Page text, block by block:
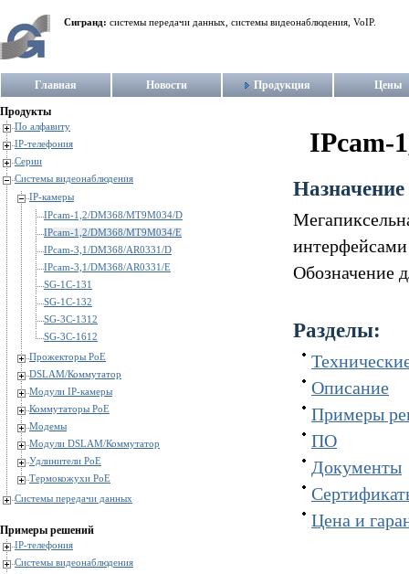
Сигранд: системы передачи данных, системы видеонаблюдения, VoIP.
Главная Новости Продукция Цены
Продукты
По алфавиту
IP-телефония
Серии
Системы видеонаблюдения
IP-камеры
IPcam-1,2/DM368/MT9M034/D
IPcam-1,2/DM368/MT9M034/E
IPcam-3,1/DM368/AR0331/D
IPcam-3,1/DM368/AR0331/E
SG-1C-131
SG-1C-132
SG-3C-1312
SG-3C-1612
Прожекторы PoE
DSLAM/Коммутатор
Модули IP-камеры
Коммутаторы PoE
Модемы
Модули DSLAM/Коммутатор
Удлинители PoE
Термокожухи PoE
Системы передачи данных
Примеры решений
IP-телефония
Системы видеонаблюдения
IPcam-
интерфейсами
Обозначение
Разделы:
Описание
Примеры
ПО
Документы
Цена и